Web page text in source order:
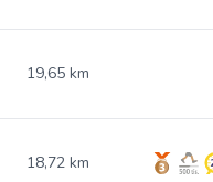
19,65 km
18,72 km